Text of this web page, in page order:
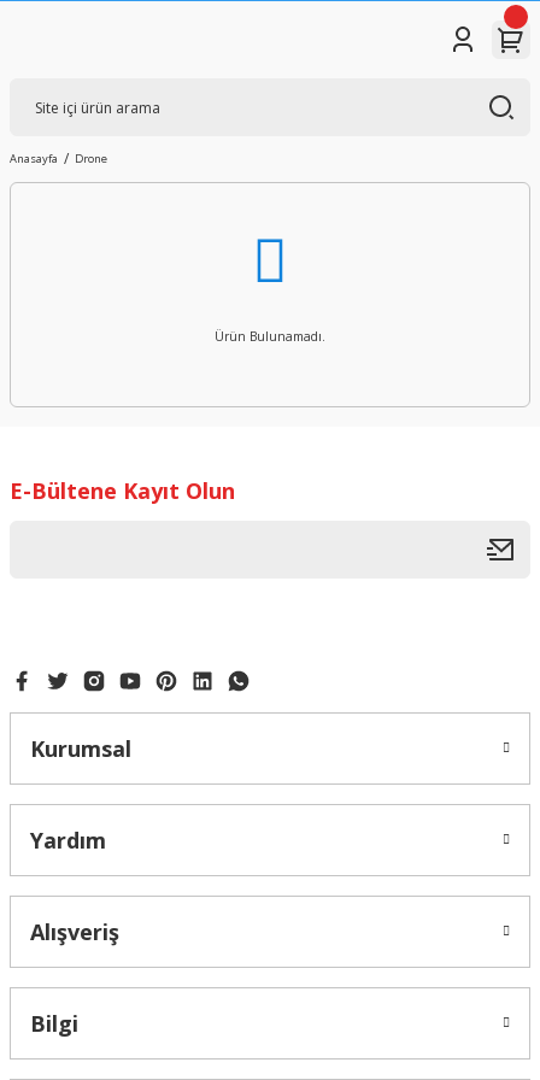
Anasayfa Drone
Ürün Bulunamadı.
E-Bültene Kayıt Olun
Kurumsal
Yardım
Alışveriş
Bilgi